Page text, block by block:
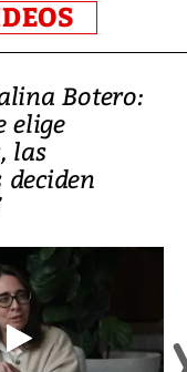
Botero:
elige
las
deciden